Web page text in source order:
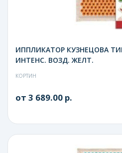
ИППЛИКАТОР КУЗНЕЦОВА
ИНТЕНС. ВОЗД. ЖЕЛТ.
КОРТИН
от 3 689.00 р.